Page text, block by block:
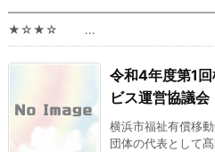
★☆★☆ ...
令和4年度第1
ビス運営協議会
横浜市福祉有償移
団体の代表として